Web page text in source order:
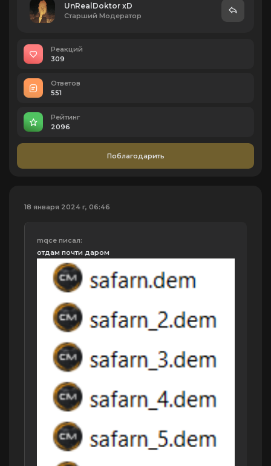
UnRealDoktor xD
Старший Модератор
Реакций
309
Ответов
551
Рейтинг
2096
Поблагодарить
18 января 2024 г, 06:46
mqce писал:
отдам почти даром